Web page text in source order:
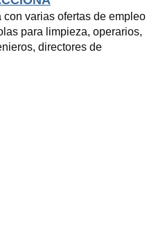
varias ofertas de empleo
para limpieza, operarios,
directores de